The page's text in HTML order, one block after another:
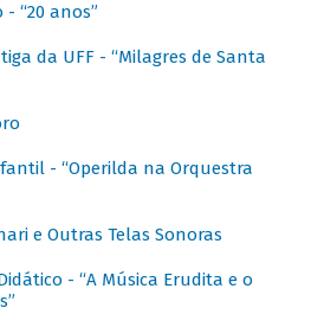
“20 anos”
da UFF - “Milagres de Santa
- “Operilda na Orquestra
e Outras Telas Sonoras
- “A Música Erudita e o